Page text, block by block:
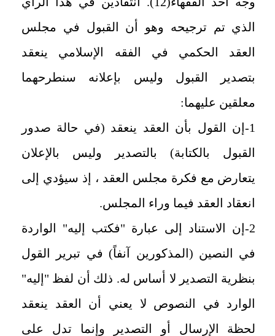
الذي تم ترجيحه وهو أن القبول في مجلس
العقد الحكمي في الفقه الإسلامي ينعقد
بتصدير القبول وليس بإعلانه سنطرحهما
معلقين عليهما:
1-إن القول بأن العقد ينعقد (في حالة صدور
القبول بالكتابة) بالتصدير وليس بالإعلان
يتعارض مع فكرة مجلس العقد ، إذ سيؤدي إلى
انعقاد العقد فيما وراء المجلس.
2-إن الاستناد إلى عبارة "فكتب إليه" الواردة
في النصين (المذكورين آنفاً) في تبرير القول
بنظرية التصدير لا أساس له. ذلك أن لفظ "إليه"
الوارد في النصوص لا يعني أن العقد ينعقد
لحظة الإرسال أو التصدير وإنما تدل على